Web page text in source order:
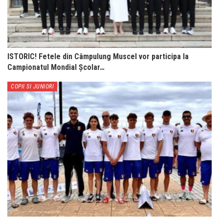
ISTORIC! Fetele din Câmpulung Muscel vor participa la
Campionatul Mondial Școlar…
COPII SI JUNIORI